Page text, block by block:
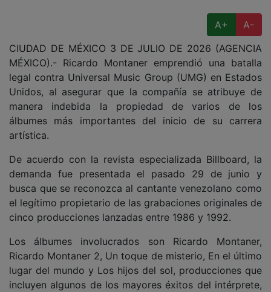
A+
A-
CIUDAD DE MÉXICO 3 DE JULIO DE 2026 (AGENCIA
MÉXICO).- Ricardo Montaner emprendió una batalla
legal contra Universal Music Group (UMG) en Estados
Unidos, al asegurar que la compañía se atribuye de
manera indebida la propiedad de varios de los
álbumes más importantes del inicio de su carrera
artística.
De acuerdo con la revista especializada Billboard, la
demanda fue presentada el pasado 29 de junio y
busca que se reconozca al cantante venezolano como
el legítimo propietario de las grabaciones originales de
cinco producciones lanzadas entre 1986 y 1992.
Los álbumes involucrados son Ricardo Montaner,
Ricardo Montaner 2, Un toque de misterio, En el último
lugar del mundo y Los hijos del sol, producciones que
incluyen algunos de los mayores éxitos del intérprete,